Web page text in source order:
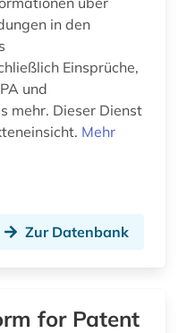
in den
Einsprüche,
und
mehr. Dieser Dienst
Mehr
Zur Datenbank
for Patent